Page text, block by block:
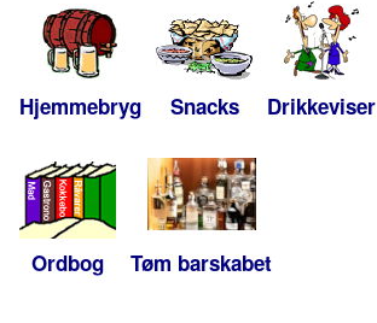
Hjemmebryg Snacks Drikkeviser
Ordbog Tøm barskabet